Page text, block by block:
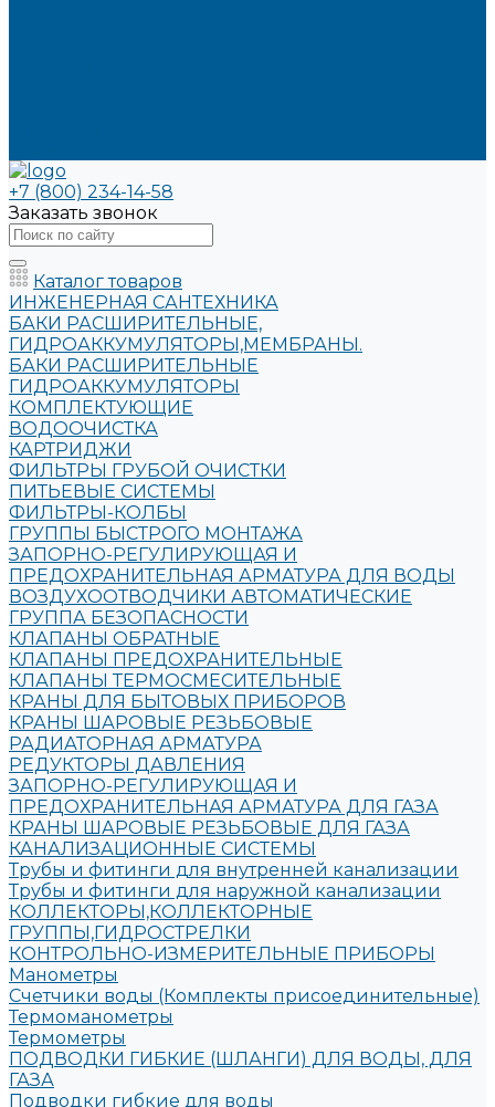
+7 (800) 234-14-58
Заказать звонок
Каталог товаров
ИНЖЕНЕРНАЯ САНТЕХНИКА
БАКИ РАСШИРИТЕЛЬНЫЕ,
ГИДРОАККУМУЛЯТОРЫ,МЕМБРАНЫ.
БАКИ РАСШИРИТЕЛЬНЫЕ
ГИДРОАККУМУЛЯТОРЫ
КОМПЛЕКТУЮЩИЕ
ВОДООЧИСТКА
КАРТРИДЖИ
ФИЛЬТРЫ ГРУБОЙ ОЧИСТКИ
ПИТЬЕВЫЕ СИСТЕМЫ
ФИЛЬТРЫ-КОЛБЫ
ГРУППЫ БЫСТРОГО МОНТАЖА
ЗАПОРНО-РЕГУЛИРУЮЩАЯ И
ПРЕДОХРАНИТЕЛЬНАЯ АРМАТУРА ДЛЯ ВОДЫ
ВОЗДУХООТВОДЧИКИ АВТОМАТИЧЕСКИЕ
ГРУППА БЕЗОПАСНОСТИ
КЛАПАНЫ ОБРАТНЫЕ
КЛАПАНЫ ПРЕДОХРАНИТЕЛЬНЫЕ
КЛАПАНЫ ТЕРМОСМЕСИТЕЛЬНЫЕ
КРАНЫ ДЛЯ БЫТОВЫХ ПРИБОРОВ
КРАНЫ ШАРОВЫЕ РЕЗЬБОВЫЕ
РАДИАТОРНАЯ АРМАТУРА
РЕДУКТОРЫ ДАВЛЕНИЯ
ЗАПОРНО-РЕГУЛИРУЮЩАЯ И
ПРЕДОХРАНИТЕЛЬНАЯ АРМАТУРА ДЛЯ ГАЗА
КРАНЫ ШАРОВЫЕ РЕЗЬБОВЫЕ ДЛЯ ГАЗА
КАНАЛИЗАЦИОННЫЕ СИСТЕМЫ
Трубы и фитинги для внутренней канализации
Трубы и фитинги для наружной канализации
КОЛЛЕКТОРЫ,КОЛЛЕКТОРНЫЕ
ГРУППЫ,ГИДРОСТРЕЛКИ
КОНТРОЛЬНО-ИЗМЕРИТЕЛЬНЫЕ ПРИБОРЫ
Манометры
Счетчики воды (Комплекты присоединительные)
Термоманометры
Термометры
ПОДВОДКИ ГИБКИЕ (ШЛАНГИ) ДЛЯ ВОДЫ, ДЛЯ
ГАЗА
Подводки гибкие для воды